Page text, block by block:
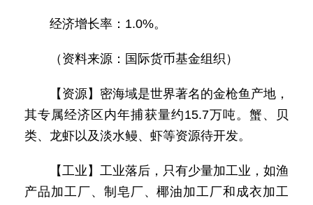
经济增长率：1.0%。
（资料来源：国际货币基金组织）
【资源】密海域是世界著名的金枪鱼产地，
其专属经济区内年捕获量约15.7万吨。蟹、贝
类、龙虾以及淡水鳗、虾等资源待开发。
【工业】工业落后，只有少量加工业，如渔
产品加工厂、制皂厂、椰油加工厂和成衣加工